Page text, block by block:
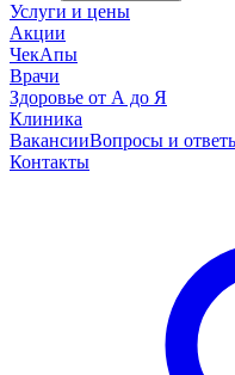
Услуги и цены
Акции
ЧекАпы
Врачи
Здоровье от А до Я
Клиника
ВакансииВопросы и
Контакты